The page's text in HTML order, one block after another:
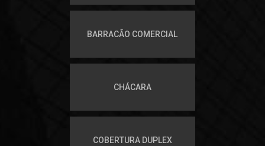
BARRACÃO COMERCIAL
CHÁCARA
COBERTURA DUPLEX